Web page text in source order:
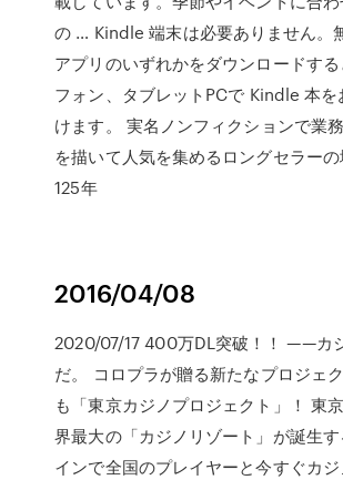
の … Kindle 端末は必要ありません。
アプリのいずれかをダウンロードする
フォン、タブレットPCで Kindle 本
けます。 実名ノンフィクションで業
を描いて人気を集めるロングセラーの
125年
2016/04/08
2020/07/17 400万DL突破！！ ——カ
だ。 コロプラが贈る新たなプロジェ
も「東京カジノプロジェクト」！ 東
界最大の「カジノリゾート」が誕生
インで全国のプレイヤーと今すぐカ